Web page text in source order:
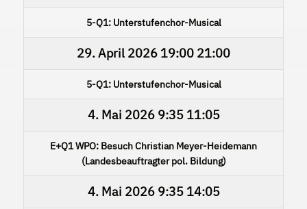
5-Q1: Unterstufenchor-Musical
29. April 2026 19:00 21:00
5-Q1: Unterstufenchor-Musical
4. Mai 20269:35 11:05
E+Q1 WPO: Besuch Christian Meyer-Heidemann
(Landesbeauftragter pol. Bildung)
4. Mai 20269:35 14:05